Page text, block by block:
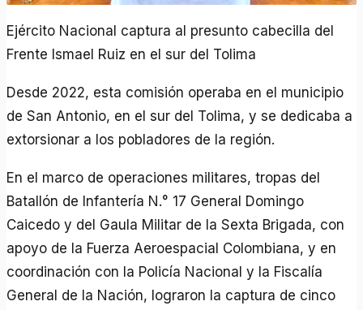
Ejército Nacional captura al presunto cabecilla del
Frente Ismael Ruiz en el sur del Tolima
Desde 2022, esta comisión operaba en el municipio
de San Antonio, en el sur del Tolima, y se dedicaba a
extorsionar a los pobladores de la región.
En el marco de operaciones militares, tropas del
Batallón de Infantería N.° 17 General Domingo
Caicedo y del Gaula Militar de la Sexta Brigada, con
apoyo de la Fuerza Aeroespacial Colombiana, y en
coordinación con la Policía Nacional y la Fiscalía
General de la Nación, lograron la captura de cinco